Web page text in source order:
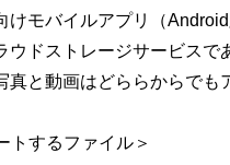
けモバイルアプリ（
ウドストレージサービス
と動画はどららからでも
トするファイル＞